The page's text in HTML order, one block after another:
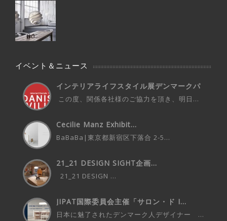
イベント＆ニュース
インテリアライフスタイル展デンマークパ
この度、関係各社様のご協力を頂き、明日...
Cecilie Manz Exhibit...
BaBaBa|東京都新宿区下落合 2-5...
21_21 DESIGN SIGHT企画...
21_21 DESIGN ...
JIPAT国際委員会主催「サロン・ド I...
日本に魅了されたデンマーク人デザイナー ...